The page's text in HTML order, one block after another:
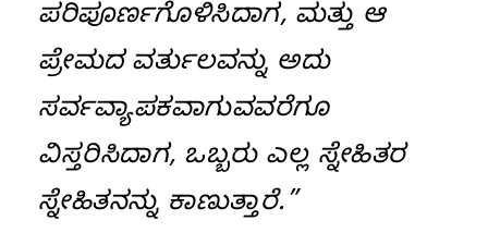
ಪರಿಪೂರ್ಣಗೊಳಿಸಿದಾಗ, ಮತ್ತು ಆ
ಪ್ರೇಮದ ವರ್ತುಲವನ್ನು ಅದು
ಸರ್ವವ್ಯಾಪಕವಾಗುವವರೆಗೂ
ವಿಸ್ತರಿಸಿದಾಗ, ಒಬ್ಬರು ಎಲ್ಲ ಸ್ನೇಹಿತರ
ಸ್ನೇಹಿತನನ್ನು ಕಾಣುತ್ತಾರೆ.”